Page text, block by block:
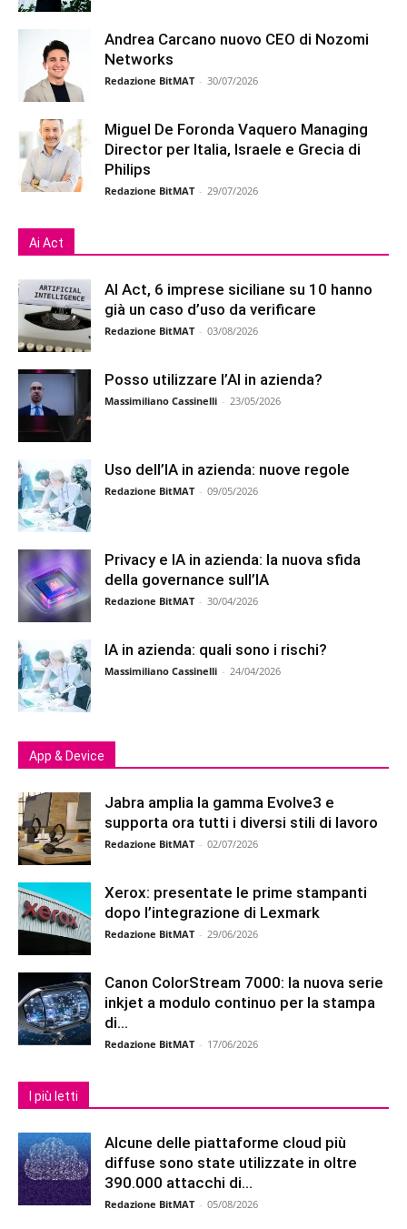
Andrea Carcano nuovo CEO di Nozomi
Networks
Redazione BitMAT - 30/07/2026
Miguel De Foronda Vaquero Managing
Director per Italia, Israele e Grecia di
Philips
Redazione BitMAT - 29/07/2026
Ai Act
AI Act, 6 imprese siciliane su 10 hanno
già un caso d’uso da verificare
Redazione BitMAT - 03/08/2026
Posso utilizzare l’AI in azienda?
Massimiliano Cassinelli - 23/05/2026
Uso dell’IA in azienda: nuove regole
Redazione BitMAT - 09/05/2026
Privacy e IA in azienda: la nuova sfida
della governance sull’IA
Redazione BitMAT - 30/04/2026
IA in azienda: quali sono i rischi?
Massimiliano Cassinelli - 24/04/2026
App & Device
Jabra amplia la gamma Evolve3 e
supporta ora tutti i diversi stili di lavoro
Redazione BitMAT - 02/07/2026
Xerox: presentate le prime stampanti
dopo l’integrazione di Lexmark
Redazione BitMAT - 29/06/2026
Canon ColorStream 7000: la nuova serie
inkjet a modulo continuo per la stampa
di...
Redazione BitMAT - 17/06/2026
I più letti
Alcune delle piattaforme cloud più
diffuse sono state utilizzate in oltre
390.000 attacchi di...
Redazione BitMAT - 05/08/2026